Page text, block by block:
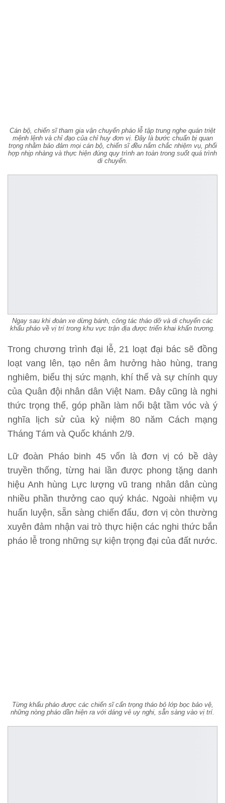
Cán bộ, chiến sĩ tham gia vận chuyển pháo lễ tập trung nghe quán triệt
mệnh lệnh và chỉ đạo của chỉ huy đơn vị. Đây là bước chuẩn bị quan
trọng nhằm bảo đảm mọi cán bộ, chiến sĩ đều nắm chắc nhiệm vụ, phối
hợp nhịp nhàng và thực hiện đúng quy trình an toàn trong suốt quá trình
di chuyển.
Ngay sau khi đoàn xe dừng bánh, công tác tháo dỡ và di chuyển các
khẩu pháo về vị trí trong khu vực trận địa được triển khai khẩn trương.
Trong chương trình đại lễ, 21 loạt đại bác sẽ đồng
loạt vang lên, tạo nên âm hưởng hào hùng, trang
nghiêm, biểu thị sức mạnh, khí thế và sự chính quy
của Quân đội nhân dân Việt Nam. Đây cũng là nghi
thức trọng thể, góp phần làm nổi bật tầm vóc và ý
nghĩa lịch sử của kỷ niệm 80 năm Cách mạng
Tháng Tám và Quốc khánh 2/9.
Lữ đoàn Pháo binh 45 vốn là đơn vị có bề dày
truyền thống, từng hai lần được phong tặng danh
hiệu Anh hùng Lực lượng vũ trang nhân dân cùng
nhiều phần thưởng cao quý khác. Ngoài nhiệm vụ
huấn luyện, sẵn sàng chiến đấu, đơn vị còn thường
xuyên đảm nhận vai trò thực hiện các nghi thức bắn
pháo lễ trong những sự kiện trọng đại của đất nước.
Từng khẩu pháo được các chiến sĩ cẩn trọng tháo bỏ lớp bọc bảo vệ,
những nòng pháo dần hiện ra với dáng vẻ uy nghi, sẵn sàng vào vị trí.